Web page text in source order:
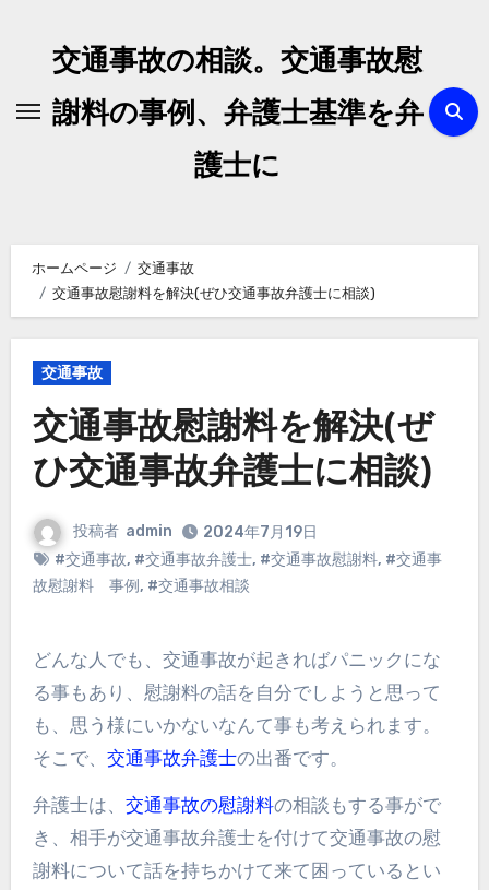
交通事故の相談。交通事故慰
謝料の事例、弁護士基準を弁
護士に
ホームページ
交通事故
交通事故慰謝料を解決(ぜひ交通事故弁護士に相談)
交通事故
交通事故慰謝料を解決(ぜ
ひ交通事故弁護士に相談)
投稿者 admin
2024年7月19日
#交通事故, #交通事故弁護士, #交通事故慰謝料, #交通事
故慰謝料 事例, #交通事故相談
どんな人でも、交通事故が起きればパニックにな
る事もあり、慰謝料の話を自分でしようと思って
も、思う様にいかないなんて事も考えられます。
そこで、 交通事故弁護士の出番です。
弁護士は、 交通事故の慰謝料の相談もする事がで
き、相手が交通事故弁護士を付けて交通事故の慰
謝料について話を持ちかけて来て困っているとい